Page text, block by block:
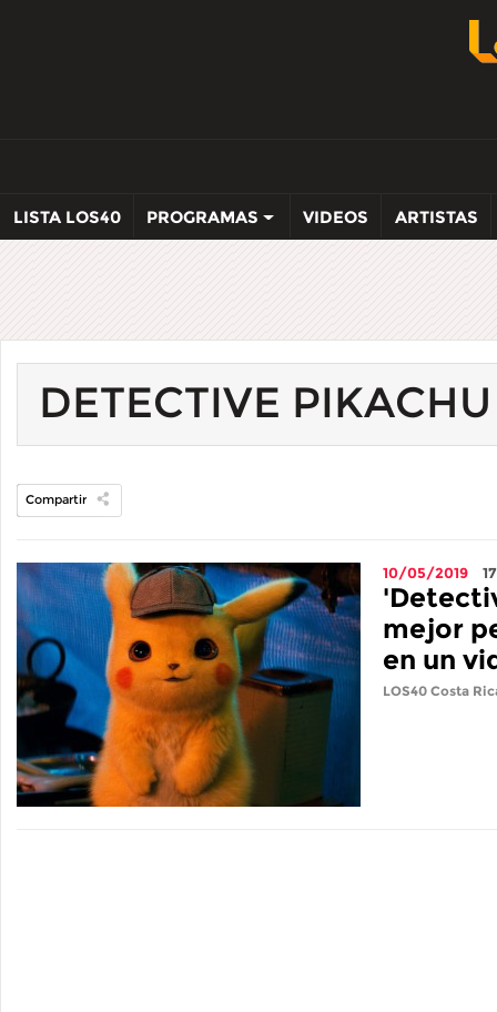
LISTA LOS40 PROGRAMAS VIDEOS ARTISTAS
DETECTIVE PIKACHU
Compartir
10/05/2019
mejor
en un
LOS40 Costa